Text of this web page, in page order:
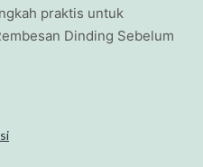
praktis untuk
Dinding Sebelum